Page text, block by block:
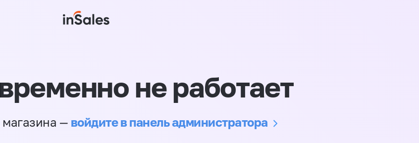
не работает
магазина — войдите в панель администратора